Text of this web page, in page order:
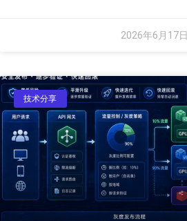
2026年6月17日
技术分享